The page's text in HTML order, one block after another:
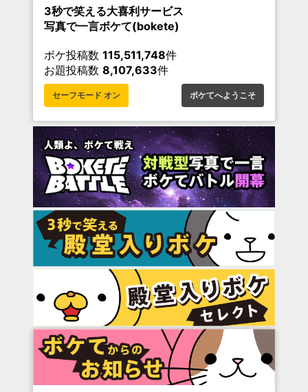
3秒で笑える大喜利サービス
写真で一言ボケて(bokete)
ボケ投稿数 115,511,748件
お題投稿数 8,107,633件
セーフモード オン ボケてへようこそ